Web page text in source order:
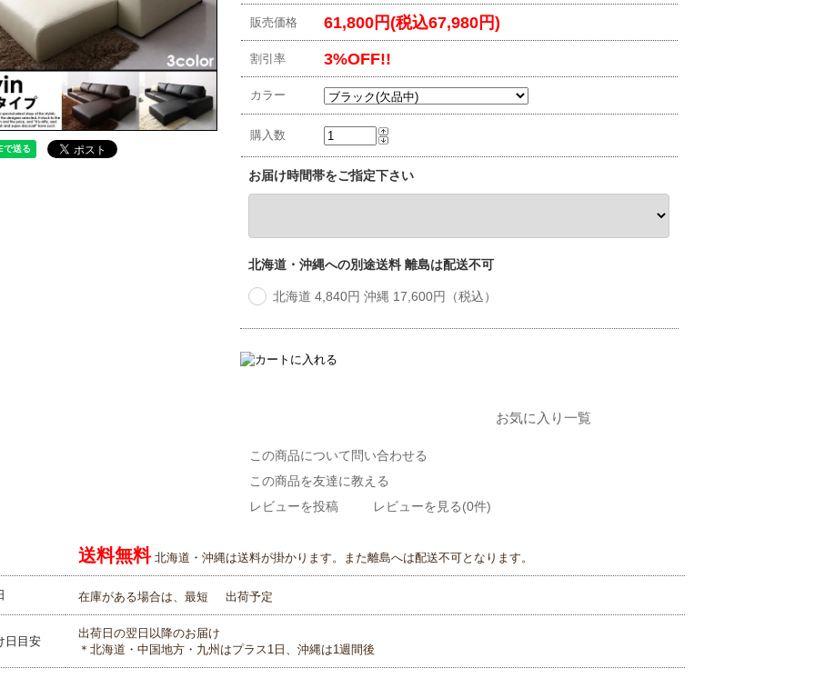
販売価格 61,800円(税込67,980円)
割引率 3%OFF!!
カラー
購入数
お届け時間帯をご指定下さい
北海道・沖縄への別途送料 離島は配送不可
北海道 4,840円 沖縄 17,600円（税込）
お気に入り一覧
この商品について問い合わせる
この商品を友達に教える
レビューを投稿
レビューを見る(0件)
送料無料北海道・沖縄は送料が掛かります。また離島へは配送不可となります。
在庫がある場合は、最短 出荷予定
日目安
出荷日の翌日以降のお届け
＊北海道・中国地方・九州はプラス1日、沖縄は1週間後